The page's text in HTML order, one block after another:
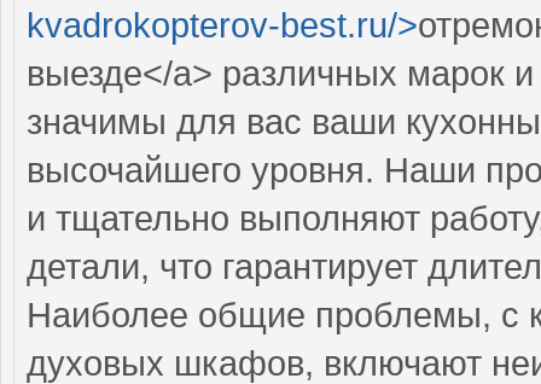
kvadrokopterov-best.ru/>
выезде</a> различных марок
значимы для вас ваши
высочайшего уровня. Наши
и тщательно выполняют
детали, что гарантирует
Наиболее общие проблемы, с
духовых шкафов, включают